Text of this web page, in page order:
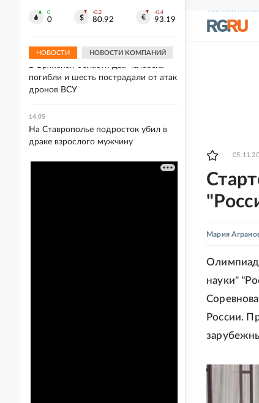
СВЕЖИЙ НОМЕР
Мария
науки"
России.
0
0
-0.2
80.92
-0.4
93.19
НОВОСТИ НОВОСТИ КОМПАНИЙ
Путин похвалил темпы роста
14:06
В Брянской области два человека
погибли и шесть пострадали от атак
дронов ВСУ
14:05
На Ставрополье подросток убил в
драке взрослого мужчину